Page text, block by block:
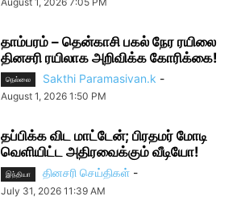
தாம்பரம் – தென்காசி பகல் நேர ரயிலை
தினசரி ரயிலாக அறிவிக்க கோரிக்கை!
நெல்லை Sakthi Paramasivan.k -
August 1, 2026 1:50 PM
தப்பிக்க விட மாட்டேன்; பிரதமர் மோடி
வெளியிட்ட அதிரவைக்கும் வீடியோ!
இந்தியா தினசரி செய்திகள் -
July 31, 2026 11:39 AM